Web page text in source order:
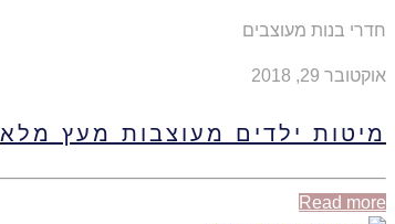
חדרי בנות מעוצבים
אוקטובר 29, 2018
מיטות ילדים מעוצבות מעץ מלא
Read more